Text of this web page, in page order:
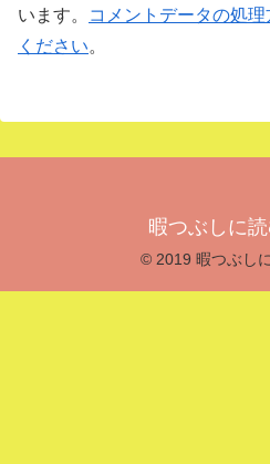
います。
コメントデータの処
ください。
暇つぶしに
© 2019 暇つぶし